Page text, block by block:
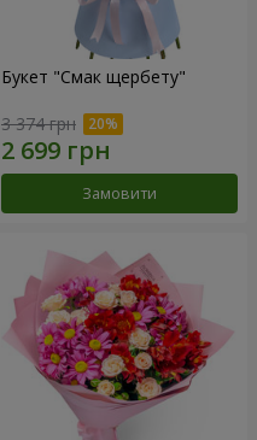
Букет "Смак щербету"
3 374 грн
Замовити